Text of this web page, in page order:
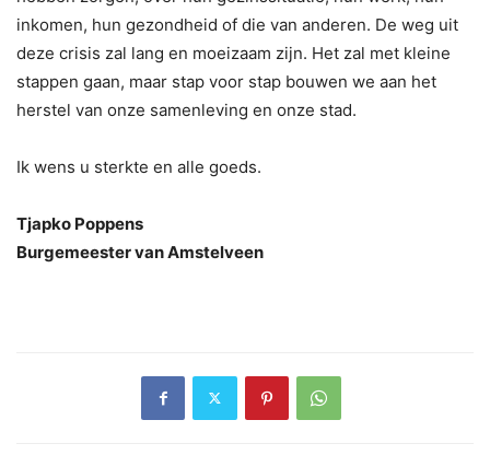
inkomen, hun gezondheid of die van anderen. De weg uit
deze crisis zal lang en moeizaam zijn. Het zal met kleine
stappen gaan, maar stap voor stap bouwen we aan het
herstel van onze samenleving en onze stad.
Ik wens u sterkte en alle goeds.
Tjapko Poppens
Burgemeester van Amstelveen